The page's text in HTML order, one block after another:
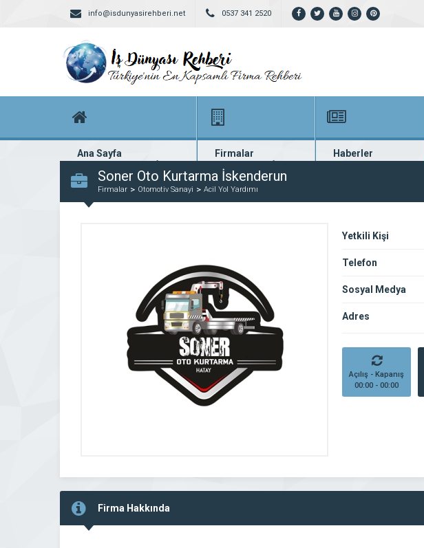
info@isdunyasirehberi.net 0537 341 2520
Ana Sayfa
Firma rehberi ana sayfanız
Firmalar
Yüzlerce kayıtlı firma
Haberler
En güncel haberler
Soner Oto Kurtarma İskenderun
Firmalar Otomotiv Sanayi Acil Yol Yardımı
Yetkili Kişi
Telefon
Sosyal Medya
Adres
Açılış - Kapanış
00:00 - 00:00
Firma Hakkında